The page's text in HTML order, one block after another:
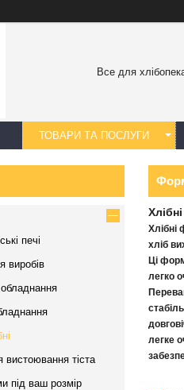
Все для
ТОВАРИ ТА ПОСЛУГИ
Хлібні
хліб
Ці
легко
легке
печі
виробів
вистоювання тіста
під ваш розмір